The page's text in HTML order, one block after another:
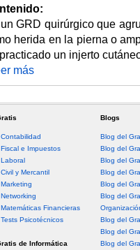
GRD quirúrgico que
herida en la pierna o
un injerto
más
e Impuestos
y Mercantil
Financieras
Psicotécnicos
de Informática
Blogs
Blog del
Blog del
Blog del
Blog del
Blog del
Blog del
Blog del
Blog del
Blog del